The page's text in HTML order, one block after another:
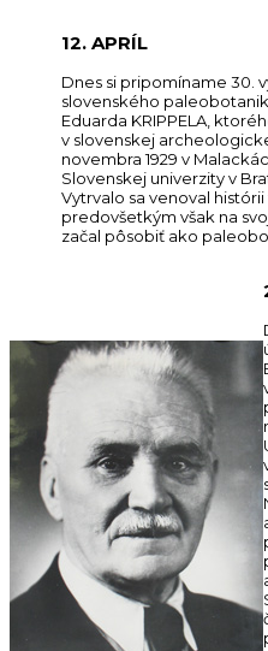
12. APRÍL
Dnes si pripomíname 30.
slovenského
Eduarda KRIPPELA,
v slovenskej
novembra 1929 v
Slovenskej univerzity v
Vytrvalo sa venoval
predovšetkým však na
začal pôsobiť ako